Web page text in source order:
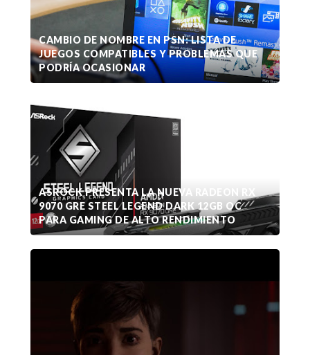
CAMBIO DE NOMBRE EN PSN: LISTA DE
JUEGOS COMPATIBLES Y PROBLEMAS QUE
PODRÍA OCASIONAR
ASROCK PRESENTA LA NUEVA RADEON RX
9070 GRE STEEL LEGEND DARK 12GB OC
PARA GAMING DE ALTO RENDIMIENTO